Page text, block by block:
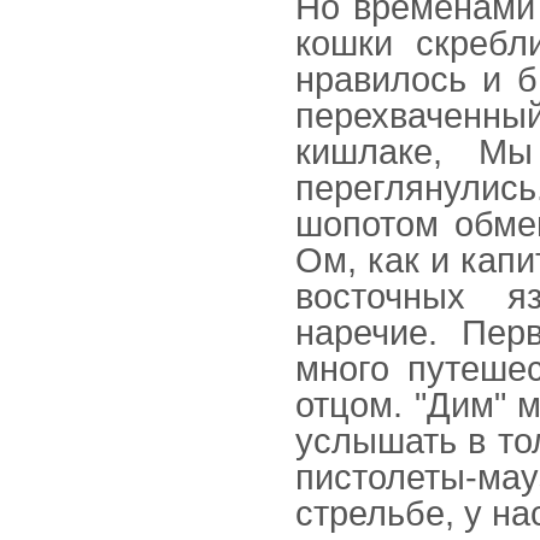
кошки
нравилось и
кишлаке,
шопотом
Ом, как и
восточных
наречие.
много
отцом. "Дим"
услышать в
пистолеты-
стрельбе, у